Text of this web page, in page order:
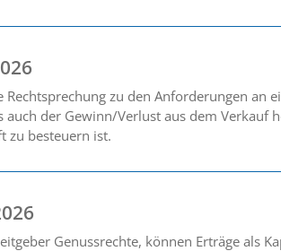
zu den Anforderungen an
der Gewinn/Verlust aus dem Verkauf
zu besteuern ist.
Genussrechte, können Erträge als